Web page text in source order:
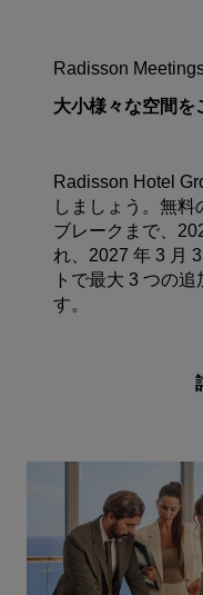
Radisson
大小様々な空間を
Radisson Hotel
しましょう。無
ブレークまで、
れ、2027 年 3 月
トで最大 3 つの
す。